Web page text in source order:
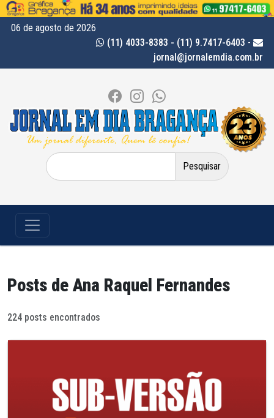
06 de agosto de 2026
(11) 4033-8383 - (11) 9.7417-6403 -
jornal@jornalemdia.com.br
Pesquisar
por:
Posts de Ana Raquel Fernandes
224 posts encontrados